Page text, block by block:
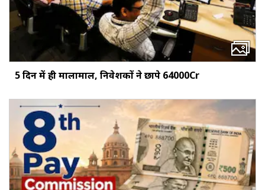
5 दिन में ही मालामाल, निवेशकों ने छापे ₹64000Cr